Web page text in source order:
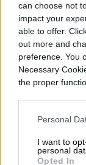
can choose not
impact your
able to offer.
out more and
preference. You
Necessary
the proper
Personal
I want to
personal
Opted In
En